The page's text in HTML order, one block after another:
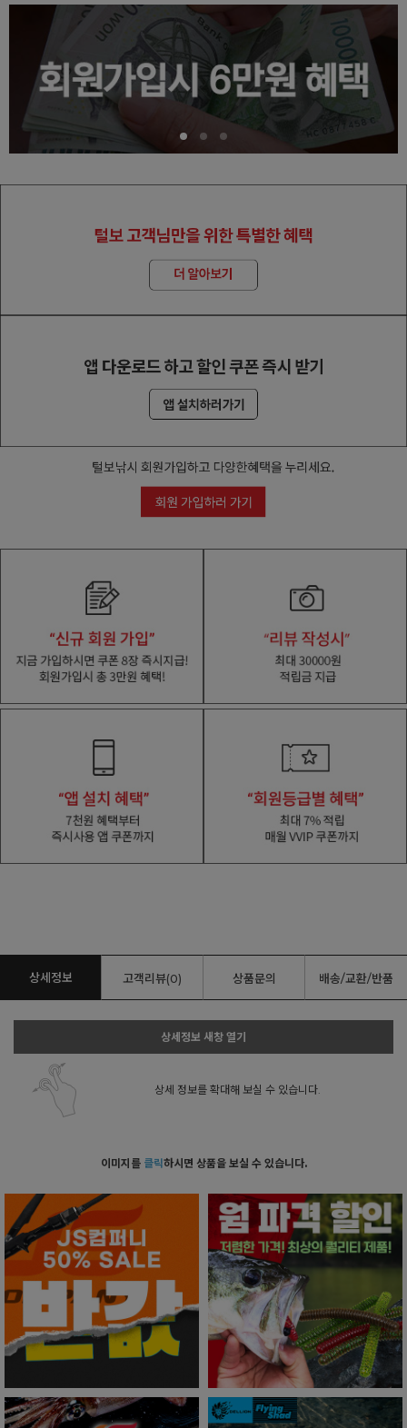
상세정보 고객리뷰(0) 상품문의 배송/교환/반품
상세정보 새창 열기
상세 정보를 확대해 보실 수 있습니다.
이미지를 클릭하시면 상품을 보실 수 있습니다.